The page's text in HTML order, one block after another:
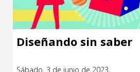
Diseñando sin saber
Sábado, 3 de junio de 2023.